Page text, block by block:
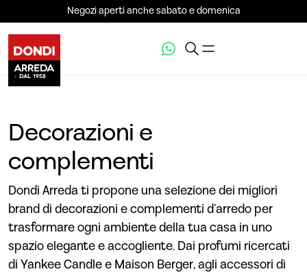
Negozi aperti anche sabato e domenica
Decorazioni e
complementi
Dondi Arreda ti propone una selezione dei migliori
brand di decorazioni e complementi d’arredo per
trasformare ogni ambiente della tua casa in uno
spazio elegante e accogliente. Dai profumi ricercati
di Yankee Candle e Maison Berger, agli accessori di